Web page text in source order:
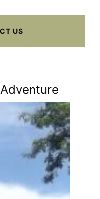
US